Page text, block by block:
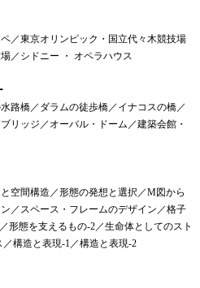
／東京オリンピック・国立代々木競技場
／シドニー ・ オペラハウス
路橋／ダラムの徒歩橋／イナコスの橋／
リッジ／オーバル・ドーム／建築会館・
空間構造／形態の発想と選択／M図から
／スペース・フレームのデザイン／格子
形態を支えるもの-2／生命体としてのスト
構造と表現-1／構造と表現-2